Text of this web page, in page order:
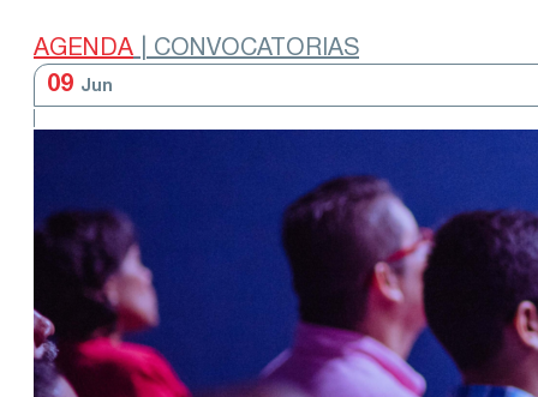
AGENDA | CONVOCATORIAS
09 Jun